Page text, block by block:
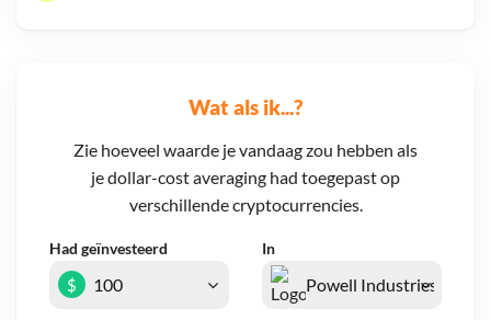
Wat als ik...?
Zie hoeveel waarde je vandaag zou hebben als
je dollar-cost averaging had toegepast op
verschillende cryptocurrencies.
Had geïnvesteerd In
$